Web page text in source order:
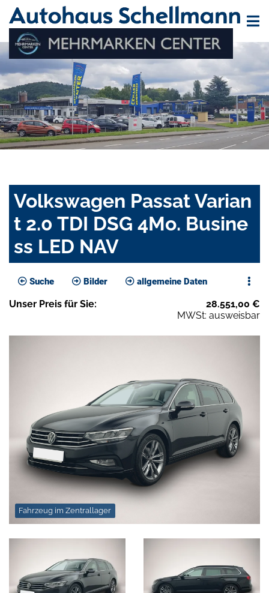
Volkswagen Passat Varian
t 2.0 TDI DSG 4Mo. Busine
ss LED NAV
Suche Bilder allgemeine Daten
Unser Preis für Sie: 28.551,00 €
MWSt: ausweisbar
Fahrzeug im Zentrallager